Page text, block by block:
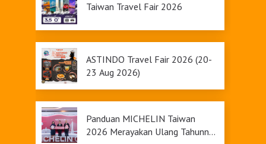
Taiwan Travel Fair 2026
ASTINDO Travel Fair 2026 (20-
23 Aug 2026)
Panduan MICHELIN Taiwan
2026 Merayakan Ulang Tahunnya